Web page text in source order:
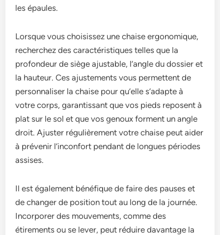
les épaules.
Lorsque vous choisissez une chaise ergonomique,
recherchez des caractéristiques telles que la
profondeur de siège ajustable, l’angle du dossier et
la hauteur. Ces ajustements vous permettent de
personnaliser la chaise pour qu’elle s’adapte à
votre corps, garantissant que vos pieds reposent à
plat sur le sol et que vos genoux forment un angle
droit. Ajuster régulièrement votre chaise peut aider
à prévenir l’inconfort pendant de longues périodes
assises.
Il est également bénéfique de faire des pauses et
de changer de position tout au long de la journée.
Incorporer des mouvements, comme des
étirements ou se lever, peut réduire davantage la